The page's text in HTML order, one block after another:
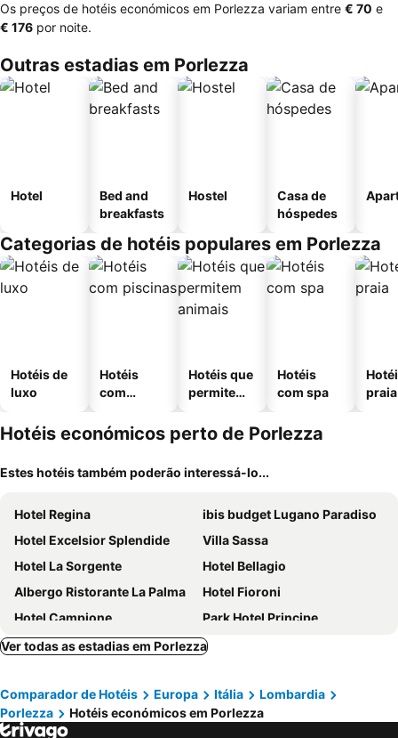
Os preços de hotéis económicos em Porlezza variam entre ‎€ 70 e
‎€ 176 por noite.
Outras estadias em Porlezza
Hotel
Bed and
breakfasts
Hostel
Casa de
hóspedes
Categorias de hotéis populares em Porlezza
Hotéis de
luxo
Hotéis
com
Hotéis que
permitem
Hotéis
com spa
praia
Hotéis económicos perto de Porlezza
Estes hotéis também poderão interessá-lo...
Hotel Regina
ibis budget Lugano Paradiso
Hotel Excelsior Splendide
Villa Sassa
Hotel La Sorgente
Hotel Bellagio
Albergo Ristorante La Palma
Hotel Fioroni
Hotel Campione
Park Hotel Principe
Hotel Garni Corona
Il Portichetto
Hotel Il Perlo
Hotel Corte Santa Libera
Grand Hotel Tremezzo
Hotel Olivedo
Ver todas as estadias em Porlezza
Comparador de Hotéis Europa Itália
Lombardia
Porlezza
Hotéis económicos em Porlezza